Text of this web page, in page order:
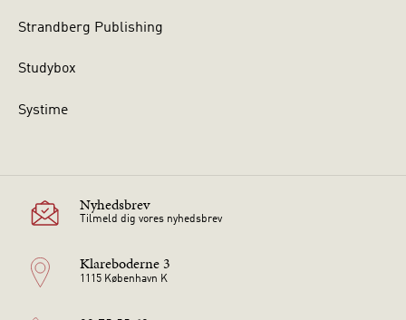
Strandberg Publishing
Studybox
Systime
Nyhedsbrev
Tilmeld dig vores nyhedsbrev
Klareboderne 3
1115 København K